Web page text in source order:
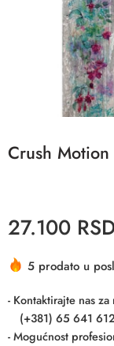
Crush
27.100
5 prodato u
- Kontaktirajte nas
(+381) 65 641
- Mogućnost